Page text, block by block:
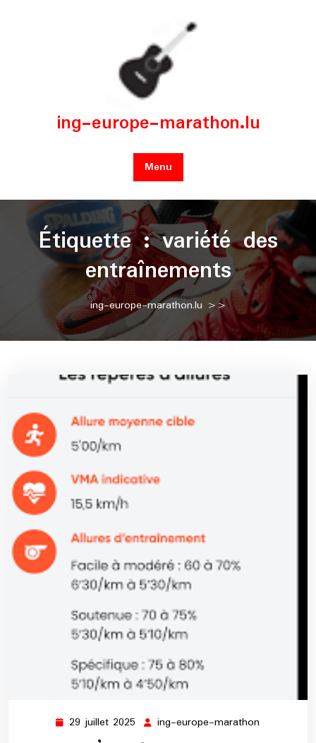
ing-europe-marathon.lu
Menu
Étiquette :variété des
entraînements
ing-europe-marathon.lu >>
29 juillet 2025 29
ing-europe-marathon